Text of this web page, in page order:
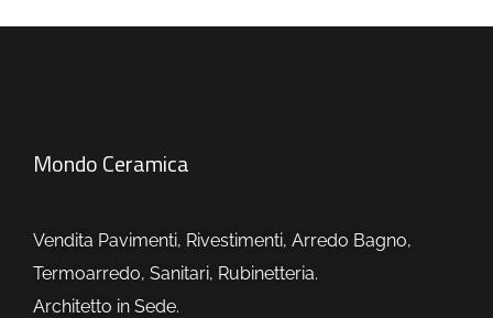
Mondo Ceramica
Vendita Pavimenti, Rivestimenti, Arredo Bagno,
Termoarredo, Sanitari, Rubinetteria.
Architetto in Sede.